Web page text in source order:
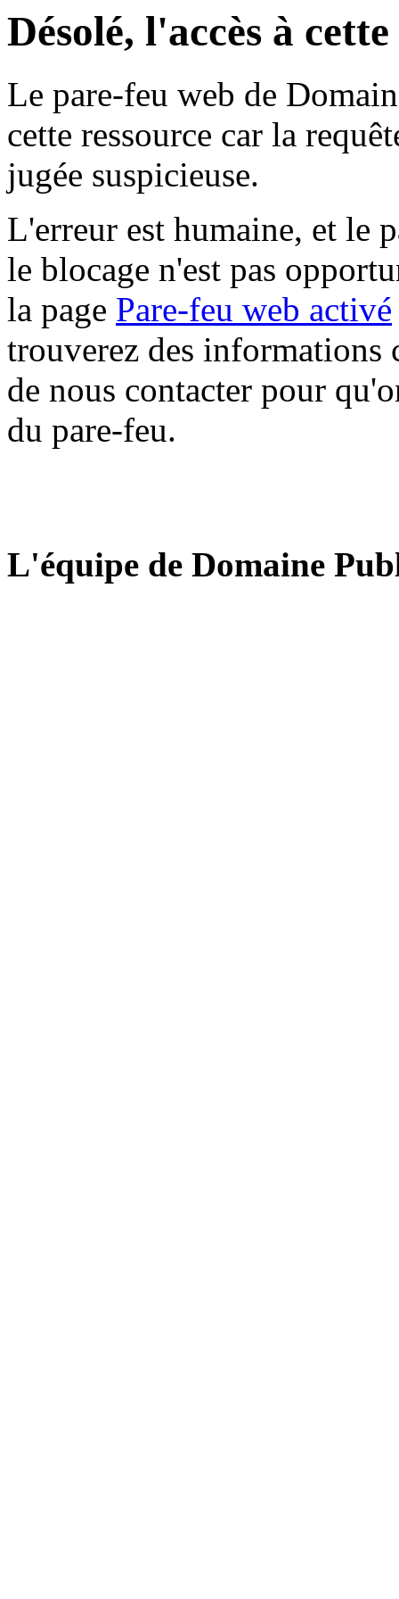
Désolé, l'accès à
Le pare-feu web de
cette ressource car la
jugée suspicieuse.
L'erreur est humaine, et le
le blocage n'est pas
la page Pare-feu web activé
trouverez des informations
de nous contacter pour
du pare-feu.
L'équipe de Domaine